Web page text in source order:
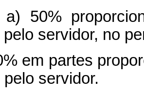
proporcionais
servidor, no
partes
servidor.